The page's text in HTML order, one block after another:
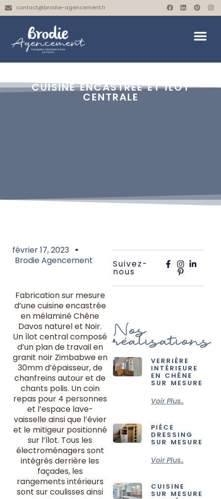
contact@brodie-agencement.fr
CUISINE ENCASTRÉE ET ÎLOT
CENTRALE
février 17, 2023
Brodie Agencement
Fabrication sur mesure
d’une cuisine encastrée
en mélaminé Chêne
Davos naturel et Noir.
Un îlot central composé
d’un plan de travail en
granit noir Zimbabwe en
30mm d’épaisseur, de
chanfreins autour et de
chants polis. Un coin
repas pour 4 personnes
et l’espace lave-
vaisselle ainsi que l’évier
et le mitigeur positionné
sur l’îlot. Tous les
électroménagers sont
intégrés derrière les
façades, les
rangements intérieurs
sont sur coulisses ainsi
Suivez-
nous
Nos
réalisations
VERRIÈRE
INTÉRIEURE
EN CHÊNE
SUR MESURE
Voir Plus..
PIÈCE
DRESSING
SUR MESURE
Voir Plus..
CUISINE
SUR MESURE